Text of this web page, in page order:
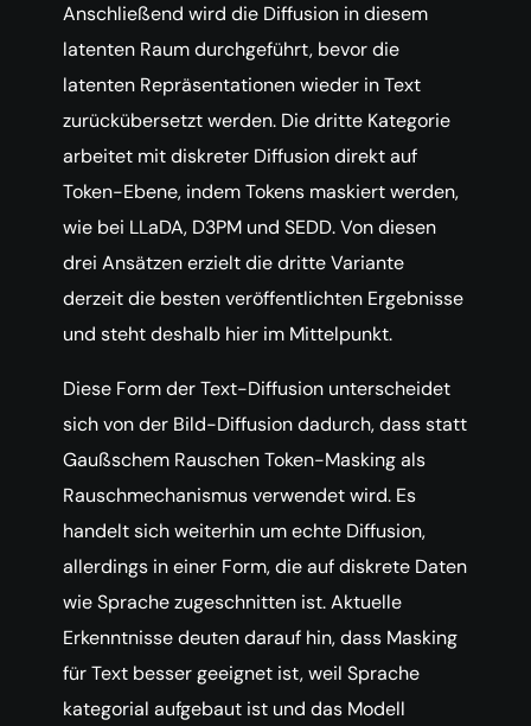
Anschließend wird die Diffusion in diesem
latenten Raum durchgeführt, bevor die
latenten Repräsentationen wieder in Text
zurückübersetzt werden. Die dritte Kategorie
arbeitet mit diskreter Diffusion direkt auf
Token-Ebene, indem Tokens maskiert werden,
wie bei LLaDA, D3PM und SEDD. Von diesen
drei Ansätzen erzielt die dritte Variante
derzeit die besten veröffentlichten Ergebnisse
und steht deshalb hier im Mittelpunkt.
Diese Form der Text-Diffusion unterscheidet
sich von der Bild-Diffusion dadurch, dass statt
Gaußschem Rauschen Token-Masking als
Rauschmechanismus verwendet wird. Es
handelt sich weiterhin um echte Diffusion,
allerdings in einer Form, die auf diskrete Daten
wie Sprache zugeschnitten ist. Aktuelle
Erkenntnisse deuten darauf hin, dass Masking
für Text besser geeignet ist, weil Sprache
kategorial aufgebaut ist und das Modell